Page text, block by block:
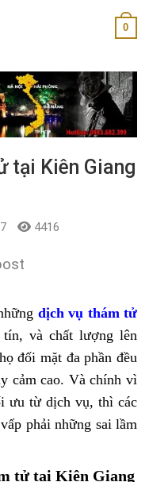
0
tại Kiên Giang
4416
dịch vụ thám tử
và chất lượng lên
đối mặt đa phần đều
cảm cao. Và chính vì
ưu từ dịch vụ, thì các
phải những sai lầm
tử tại Kiên Giang